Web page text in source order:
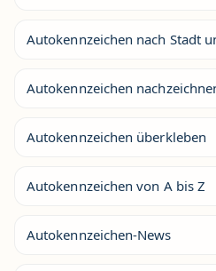
Autokennzeichen nach Stadt
Autokennzeichen
Autokennzeichen überkleben
Autokennzeichen von A bis Z
Autokennzeichen-News